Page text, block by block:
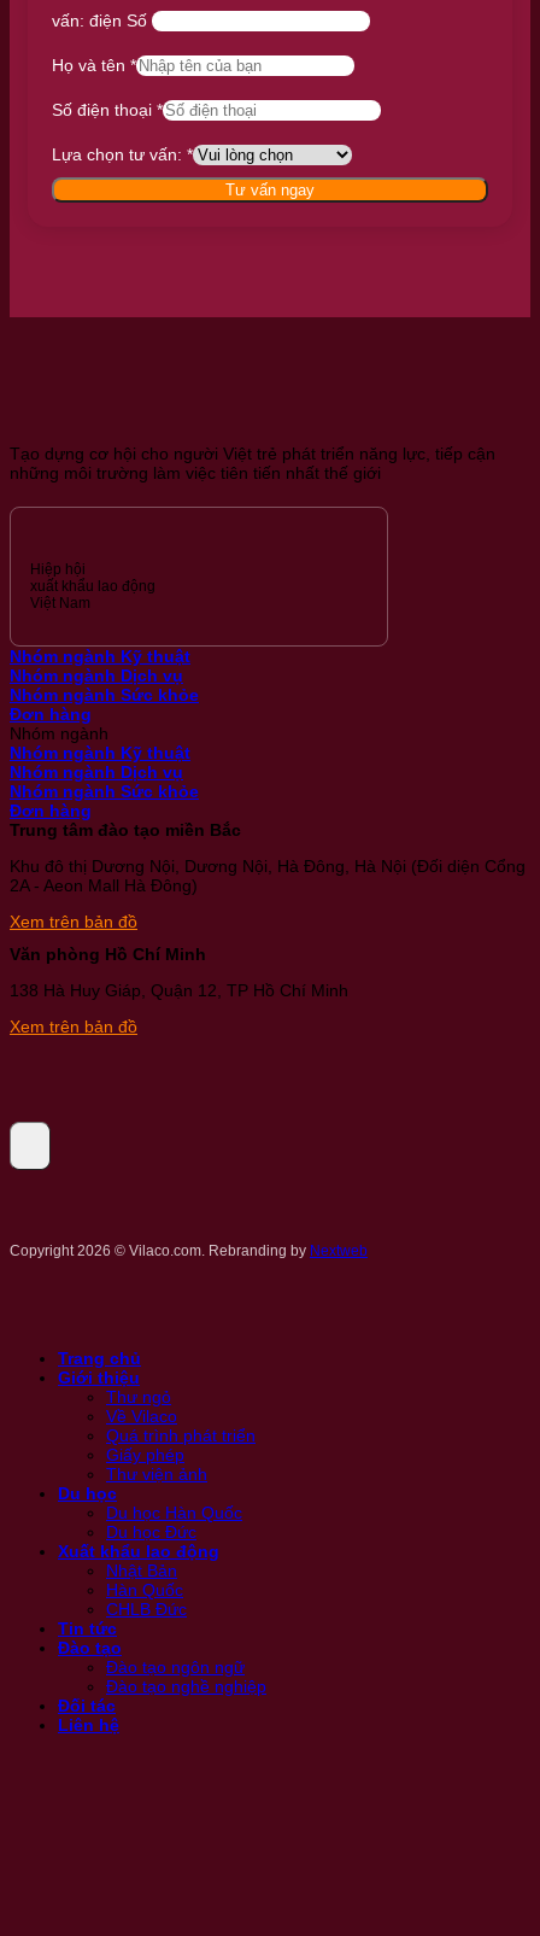
vấn: điện Số
Họ và tên*
Số điện thoại*
Lựa chọn tư vấn:*
Tư vấn ngay
Tạo dựng cơ hội cho người Việt trẻ phát triển năng lực, tiếp cận
những môi trường làm việc tiên tiến nhất thế giới
Hiệp hội
xuất khẩu lao động
Việt Nam
Nhóm ngành Kỹ thuật
Nhóm ngành Dịch vụ
Nhóm ngành Sức khỏe
Đơn hàng
Nhóm ngành
Nhóm ngành Kỹ thuật
Nhóm ngành Dịch vụ
Nhóm ngành Sức khỏe
Đơn hàng
Trung tâm đào tạo miền Bắc
Khu đô thị Dương Nội, Dương Nội, Hà Đông, Hà Nội (Đối diện Cổng
2A - Aeon Mall Hà Đông)
Xem trên bản đồ
Văn phòng Hồ Chí Minh
138 Hà Huy Giáp, Quận 12, TP Hồ Chí Minh
Xem trên bản đồ
Copyright 2026 © Vilaco.com. Rebranding by Nextweb
Trang chủ
Giới thiệu
Thư ngỏ
Về Vilaco
Quá trình phát triển
Giấy phép
Thư viện ảnh
Du học
Du học Hàn Quốc
Du học Đức
Xuất khẩu lao động
Nhật Bản
Hàn Quốc
CHLB Đức
Tin tức
Đào tạo
Đào tạo ngôn ngữ
Đào tạo nghề nghiệp
Đối tác
Liên hệ